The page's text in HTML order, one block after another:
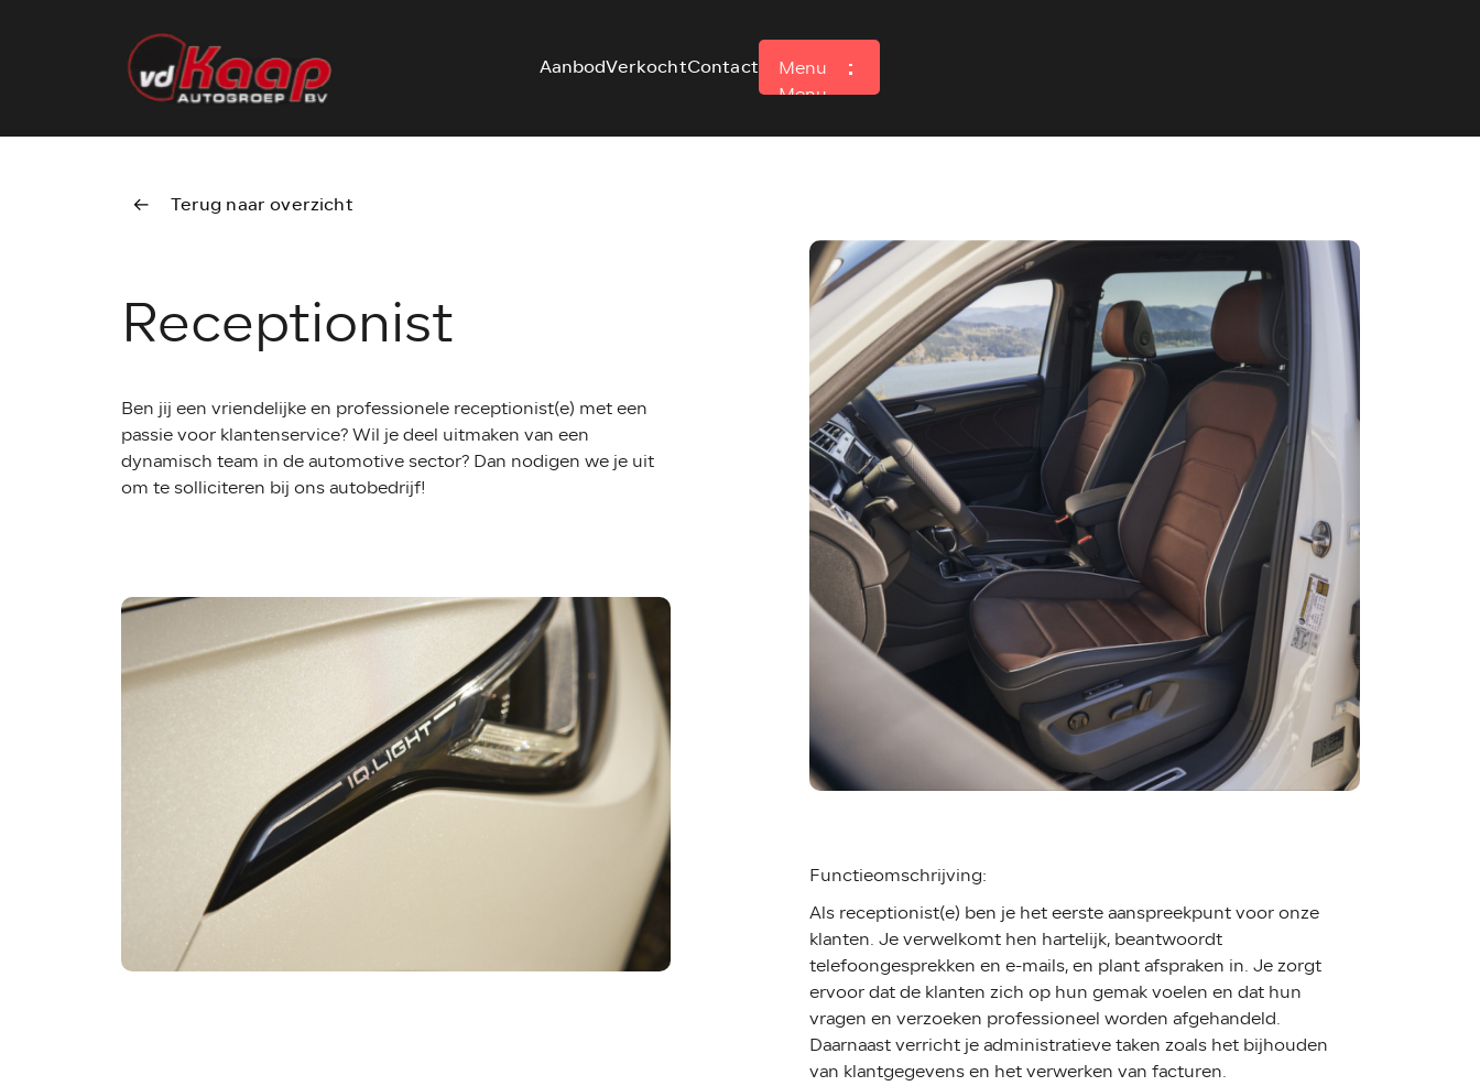
AanbodVerkochtContact
Menu
Menu
Contact
Terug naar overzicht
Receptionist
Ben jij een vriendelijke en professionele receptionist(e) met een
passie voor klantenservice? Wil je deel uitmaken van een
dynamisch team in de automotive sector? Dan nodigen we je uit
om te solliciteren bij ons autobedrijf!
Functieomschrijving:
Als receptionist(e) ben je het eerste aanspreekpunt voor onze
klanten. Je verwelkomt hen hartelijk, beantwoordt
telefoongesprekken en e-mails, en plant afspraken in. Je zorgt
ervoor dat de klanten zich op hun gemak voelen en dat hun
vragen en verzoeken professioneel worden afgehandeld.
Daarnaast verricht je administratieve taken zoals het bijhouden
van klantgegevens en het verwerken van facturen.